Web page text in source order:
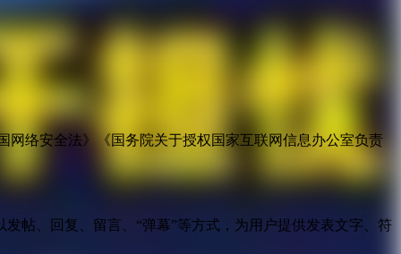
络安全法》《国务院关于授权国家互联网信息办公室负责
帖、回复、留言、“弹幕”等方式，为用户提供发表文字、符